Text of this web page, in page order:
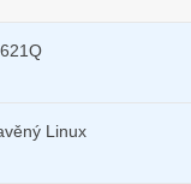
Linux